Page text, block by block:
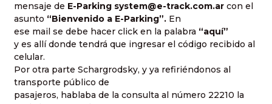
mensaje de E-Parking system@e-track.com.ar con el
asunto “Bienvenido a E-Parking”. En
ese mail se debe hacer click en la palabra “aquí”
y es allí donde tendrá que ingresar el código recibido al
celular.
Por otra parte Schargrodsky, y ya refiriéndonos al
transporte público de
pasajeros, hablaba de la consulta al número 22210 la